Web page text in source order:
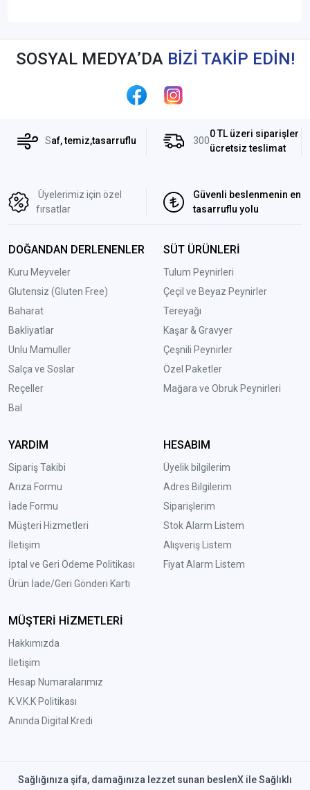
SOSYAL MEDYA’DA BİZİ TAKİP EDİN!
Saf, temiz,tasarruflu 300
0 TL üzeri siparişler
ücretsiz teslimat
Üyelerimiz için özel
fırsatlar
Güvenli beslenmenin en
tasarruflu yolu
DOĞANDAN DERLENENLER
Kuru Meyveler
Glutensiz (Gluten Free)
Baharat
Bakliyatlar
Unlu Mamuller
Salça ve Soslar
Reçeller
Bal
SÜT ÜRÜNLERİ
Tulum Peynirleri
Çeçil ve Beyaz Peynirler
Tereyağı
Kaşar & Gravyer
Çeşnili Peynirler
Özel Paketler
Mağara ve Obruk Peynirleri
YARDIM
Sipariş Takibi
Arıza Formu
İade Formu
Müşteri Hizmetleri
İletişim
İptal ve Geri Ödeme Politikası
Ürün İade/Geri Gönderi Kartı
HESABIM
Üyelik bilgilerim
Adres Bilgilerim
Siparişlerim
Stok Alarm Listem
Alışveriş Listem
Fiyat Alarm Listem
MÜŞTERİ HİZMETLERİ
Hakkımızda
İletişim
Hesap Numaralarımız
K.V.K.K Politikası
Anında Digital Kredi
Sağlığınıza şifa, damağınıza lezzet sunan beslenX ile Sağlıklı